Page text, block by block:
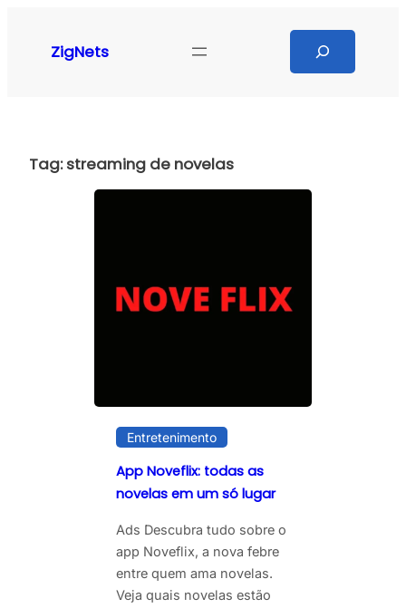
ZigNets
Tag:streaming de novelas
Entretenimento
App Noveflix: todas as
novelas em um só lugar
Ads Descubra tudo sobre o
app Noveflix, a nova febre
entre quem ama novelas.
Veja quais novelas estão